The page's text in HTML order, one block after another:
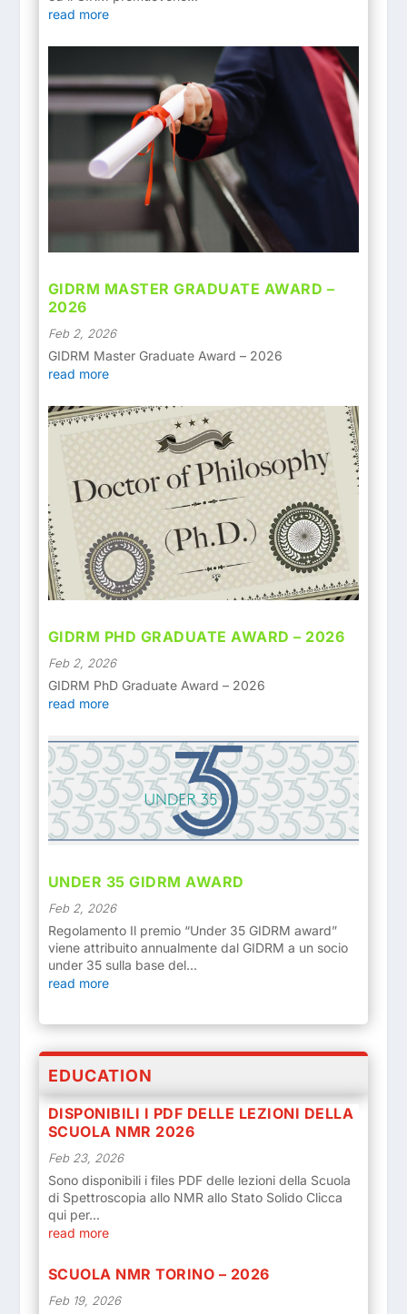
read more
GIDRM MASTER GRADUATE AWARD –
2026
Feb 2, 2026
GIDRM Master Graduate Award – 2026
read more
GIDRM PHD GRADUATE AWARD – 2026
Feb 2, 2026
GIDRM PhD Graduate Award – 2026
read more
UNDER 35 GIDRM AWARD
Feb 2, 2026
Regolamento Il premio “Under 35 GIDRM award”
viene attribuito annualmente dal GIDRM a un socio
under 35 sulla base del...
read more
EDUCATION
DISPONIBILI I PDF DELLE LEZIONI DELLA
SCUOLA NMR 2026
Feb 23, 2026
Sono disponibili i files PDF delle lezioni della Scuola
di Spettroscopia allo NMR allo Stato Solido Clicca
qui per...
read more
SCUOLA NMR TORINO – 2026
Feb 19, 2026